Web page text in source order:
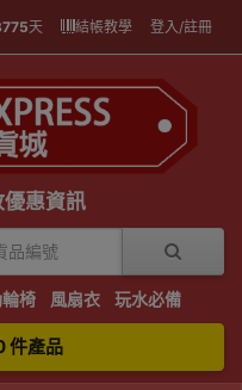
天 結帳教學 登入/註冊
惠資訊
椅 風扇衣 玩水必備
件產品